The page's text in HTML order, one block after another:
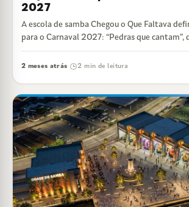
2027
A escola de samba Chegou o Que Faltava
para o Carnaval 2027: “Pedras que cantam”,
desenvolvido…
2 meses atrás 2 min de leitura